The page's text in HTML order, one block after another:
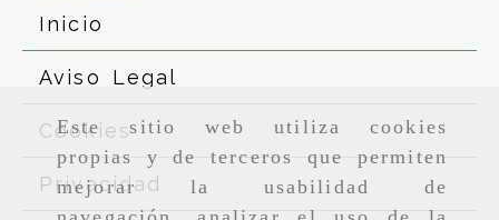
Este sitio web utiliza cookies
propias y de terceros que permiten
mejorar la usabilidad de
Inicio
Aviso Legal
Cookies
Privacidad